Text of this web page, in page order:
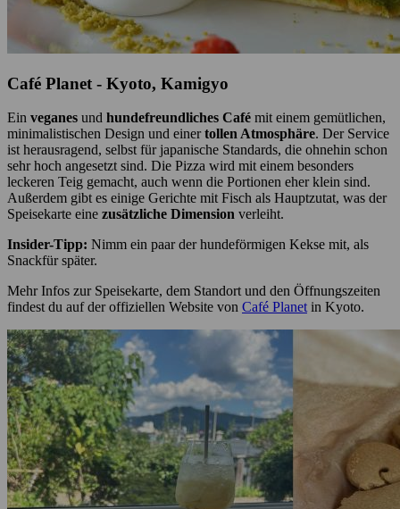
Café Planet - Kyoto, Kamigyo
Ein veganes und hundefreundliches Café mit einem gemütlichen,
minimalistischen Design und einertollen Atmosphäre. Der Service
ist herausragend, selbst für japanische Standards, die ohnehin schon
sehr hoch angesetzt sind. Die Pizza wird mit einem besonders
leckeren Teig gemacht, auch wenn die Portionen eher klein sind.
Außerdem gibt es einige Gerichte mit Fisch als Hauptzutat, was der
Speisekarte eine zusätzliche Dimension verleiht.
Insider-Tipp: Nimm ein paar der hundeförmigen Kekse mit, als
Snackfür später.
Mehr Infos zur Speisekarte, dem Standort und den Öffnungszeiten
findest du auf der offiziellen Website von Café Planet in Kyoto.